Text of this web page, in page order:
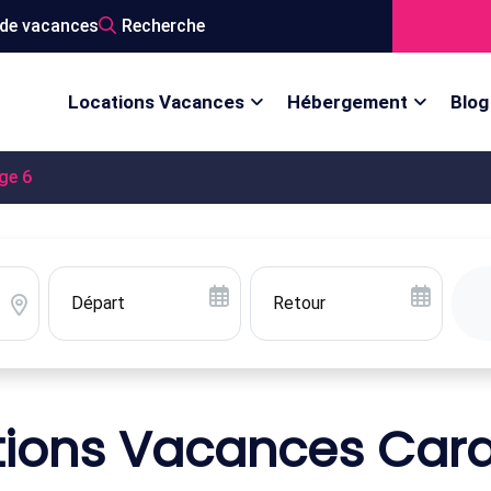
vacances Recherche
Locations Vacances Hébergement Blog
6
Vacances